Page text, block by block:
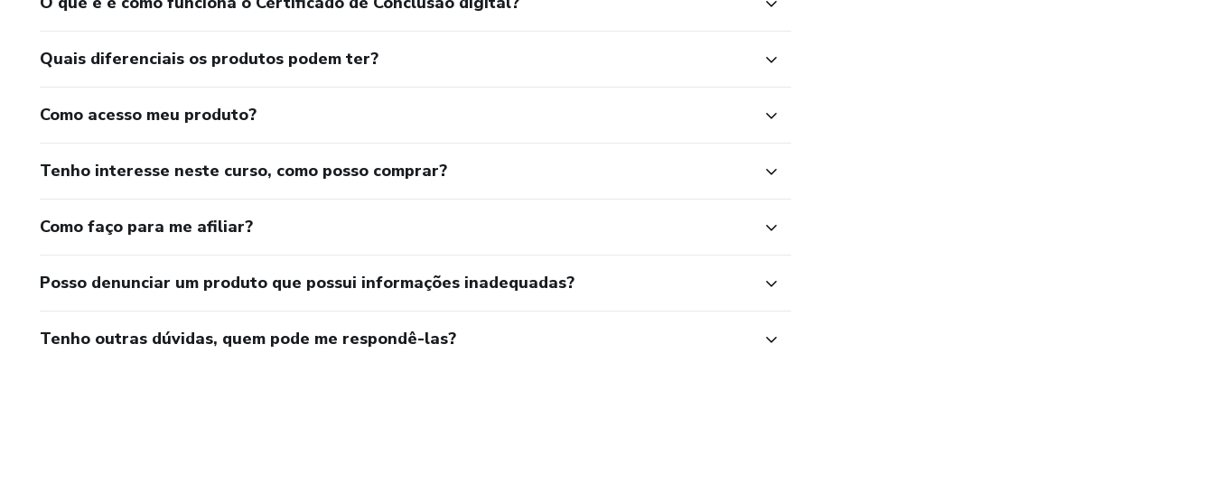
Quais diferenciais os produtos podem ter?
Como acesso meu produto?
Tenho interesse neste curso, como posso comprar?
Como faço para me afiliar?
Posso denunciar um produto que possui informações inadequadas?
Tenho outras dúvidas, quem pode me respondê-las?